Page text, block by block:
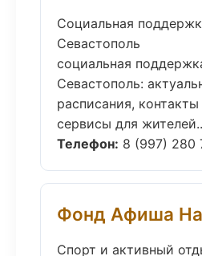
Социальная
Севастополь
социальная
Севастополь:
расписания,
сервисы для
Телефон: 8 (997) 280
Фонд Афиша
Спорт и активный